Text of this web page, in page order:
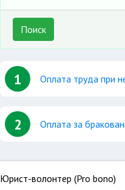
Поиск
1 Оплата труда при
2 Оплата за
Юрист-волонтер (Pro bono)